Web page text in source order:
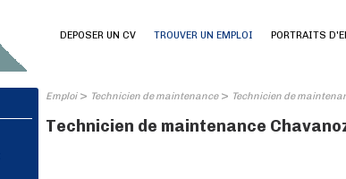
DEPOSER UN CV TROUVER UN EMPLOI PORTRAITS
Emploi> Technicien de maintenance> Technicien de
Technicien de maintenance